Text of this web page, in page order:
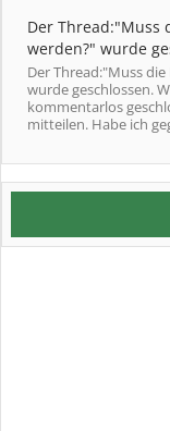
Der Thread:"Muss
werden?" wurde
Der Thread:"Muss
wurde geschlossen.
kommentarlos
mitteilen. Habe ich